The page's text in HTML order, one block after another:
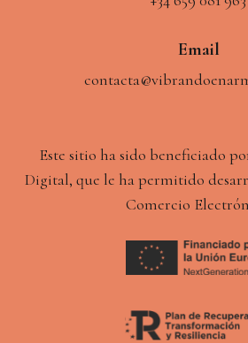
Email
Este sitio ha sido beneficiado
Digital, que le ha permitido
Comercio